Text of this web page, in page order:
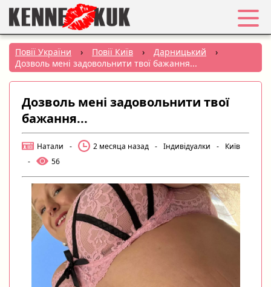
Обране
Вхід
Реєстрація
Міста:
Створити оголошення
Повії України › Повії Київ › Дарницький
›
Дозволь мені задовольнити твої бажання...
Дозволь мені задовольнити твої
бажання...
Натали - 2 месяца назад - Індивідуалки -
Київ
-
56